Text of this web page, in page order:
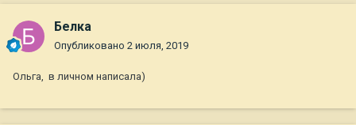
Белка
Опубликовано 2 июля, 2019
Ольга, в личном написала)